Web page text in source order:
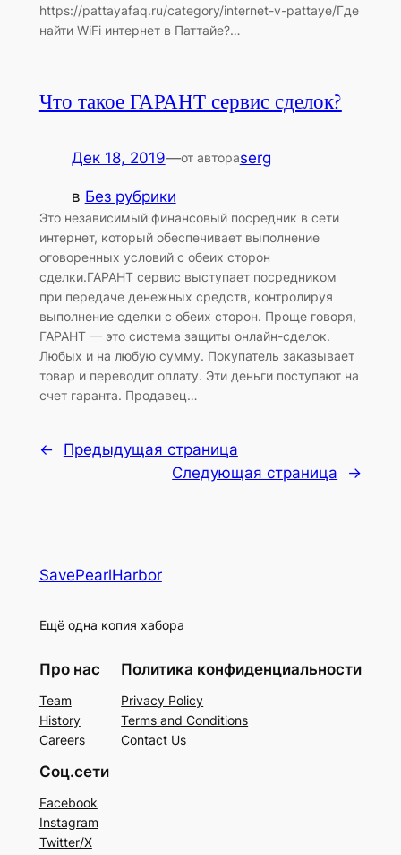
https://pattayafaq.ru/category/internet-v-pattaye/Где
найти WiFi интернет в Паттайе?…
Что такое ГАРАНТ сервис сделок?
Дек 18, 2019—от автораserg
в Без рубрики
Это независимый финансовый посредник в сети
интернет, который обеспечивает выполнение
оговоренных условий с обеих сторон
сделки.ГАРАНТ сервис выступает посредником
при передаче денежных средств, контролируя
выполнение сделки с обеих сторон. Проще говоря,
ГАРАНТ — это система защиты онлайн-сделок.
Любых и на любую сумму. Покупатель заказывает
товар и переводит оплату. Эти деньги поступают на
счет гаранта. Продавец…
←
Предыдущая страница
Следующая страница
→
SavePearlHarbor
Ещё одна копия хабора
Про нас
Team
History
Careers
Политика конфиденциальности
Privacy Policy
Terms and Conditions
Contact Us
Соц.сети
Facebook
Instagram
Twitter/X